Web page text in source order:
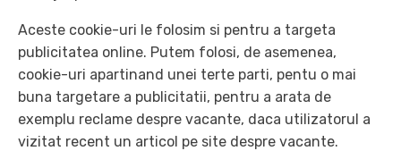
Aceste cookie-uri le folosim si pentru a targeta
publicitatea online. Putem folosi, de asemenea,
cookie-uri apartinand unei terte parti, pentu o mai
buna targetare a publicitatii, pentru a arata de
exemplu reclame despre vacante, daca utilizatorul a
vizitat recent un articol pe site despre vacante.